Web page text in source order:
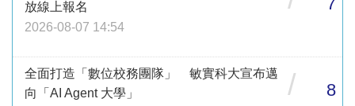
放線上報名
2026-08-07 14:54
全面打造「數位校務團隊」 敏實科大宣布邁
向「AI Agent 大學」
/ 8